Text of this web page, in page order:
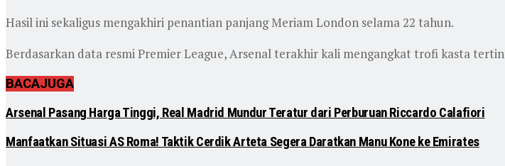
Hasil ini sekaligus mengakhiri penantian panjang Meriam London selama 22 tahun.
Berdasarkan data resmi Premier League, Arsenal terakhir kali mengangkat trofi kasta
BACAJUGA
Arsenal Pasang Harga Tinggi, Real Madrid Mundur Teratur dari Perburuan Riccardo Calafiori
Manfaatkan Situasi AS Roma! Taktik Cerdik Arteta Segera Daratkan Manu Kone ke Emirates